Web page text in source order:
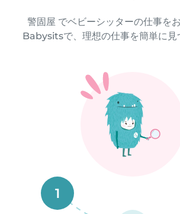
警固屋 でベビーシッターの仕事を
Babysitsで、理想の仕事を簡単に見
1